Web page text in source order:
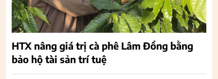
HTX nâng giá trị cà phê Lâm Đồng bằng
bảo hộ tài sản trí tuệ